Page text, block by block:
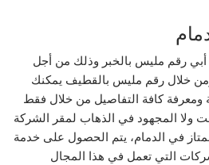
أبي رقم مليس بالخبر وذلك من أجل
ومن خلال رقم مليس بالقطيف يمكنك
ومعرفة كافة التفاصيل من خلال فقط
ولا المجهود في الذهاب لمقر الشركة
في الدمام، يتم الحصول على خدمة
التي تعمل في هذا المجال